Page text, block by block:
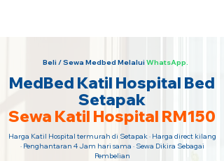
Beli / Sewa Medbed Melalui WhatsApp.
MedBed Katil Hospital Bed
Setapak
Sewa Katil Hospital RM150
Harga Katil Hospital termurah di Setapak · Harga direct kilang
· Penghantaran 4 Jam hari sama · Sewa Dikira Sebagai
Pembelian